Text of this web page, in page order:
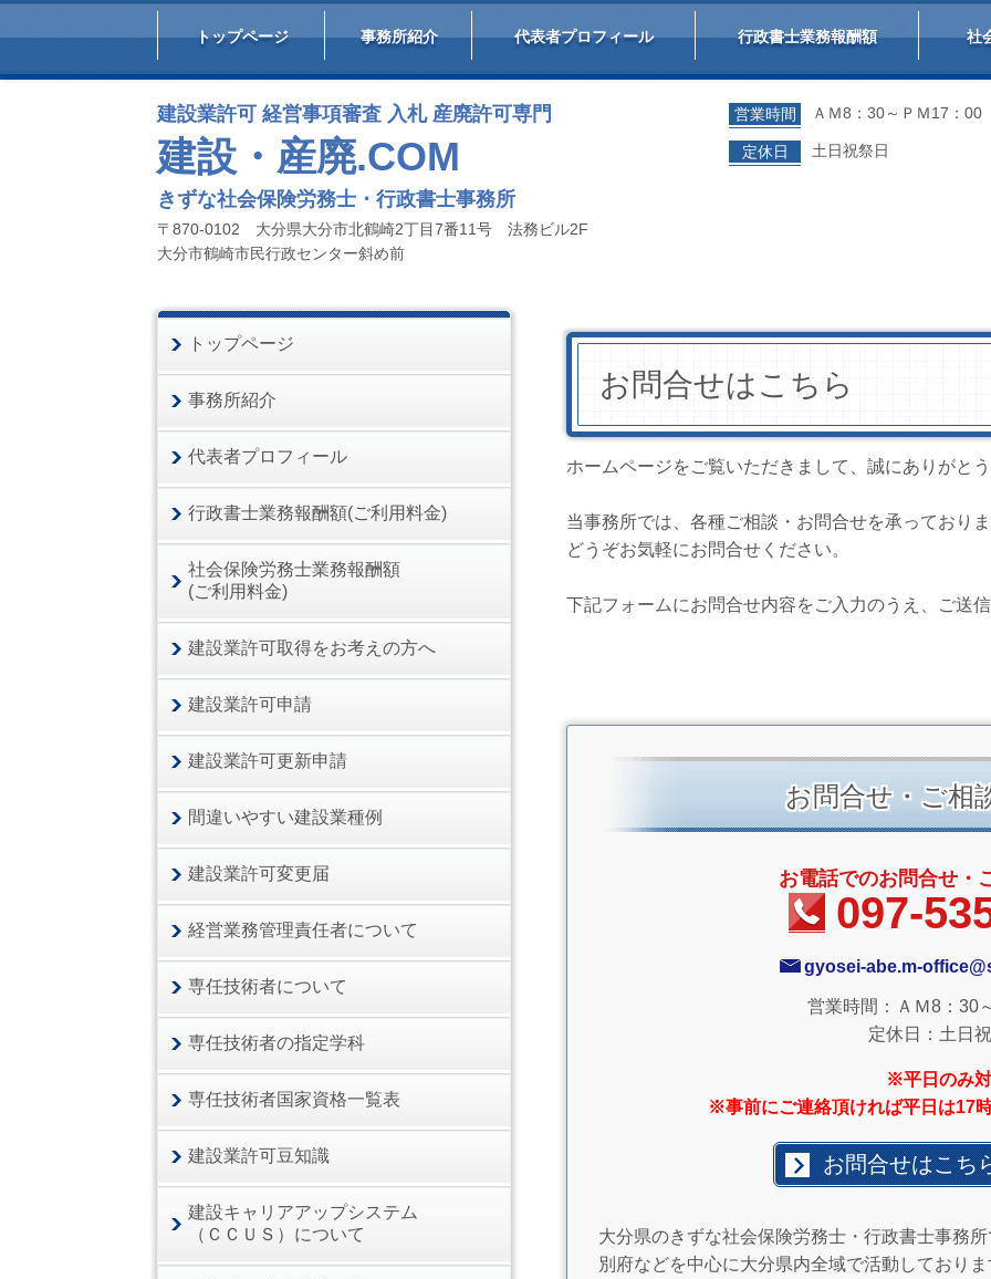
トップページ 事務所紹介 代表者プロフィール 行政書士業務報酬額 社
建設業許可 経営事項審査 入札 産廃許可専門
建設・産廃.COM
きずな社会保険労務士・行政書士事務所
〒870-0102 大分県大分市北鶴崎2丁目7番11号 法務ビル2F
大分市鶴崎市民行政センター斜め前
営業時間 ＡＭ8：30～ＰＭ17：00
定休日 土日祝祭日
お問合せはこちら
ホームページをご覧いただきまして、誠にありがと
当事務所では、各種ご相談・お問合せを承っており
どうぞお気軽にお問合せください。
下記フォームにお問合せ内容をご入力のうえ、ご送
お問合せ・ご相
お電話でのお問合せ・
097-
gyosei-abe.m-
営業時間：ＡＭ8：30
定休日：土日
※平日のみ
※事前にご連絡頂ければ平日は17
お問合せはこち
大分県のきずな社会保険労務士・行政書士事務
別府などを中心に大分県内全域で活動しており
トップページ
事務所紹介
代表者プロフィール
行政書士業務報酬額(ご利用料金)
社会保険労務士業務報酬額
(ご利用料金)
建設業許可取得をお考えの方へ
建設業許可申請
建設業許可更新申請
間違いやすい建設業種例
建設業許可変更届
経営業務管理責任者について
専任技術者について
専任技術者の指定学科
専任技術者国家資格一覧表
建設業許可豆知識
建設キャリアアップシステム
（ＣＣＵＳ）について